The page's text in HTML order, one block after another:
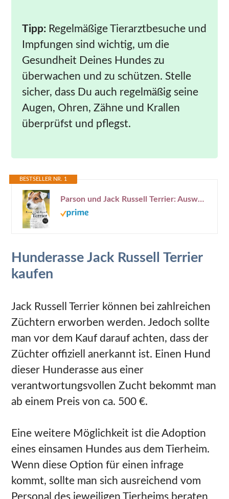
Tipp:Regelmäßige Tierarztbesuche und
Impfungen sind wichtig, um die
Gesundheit Deines Hundes zu
überwachen und zu schützen. Stelle
sicher, dass Du auch regelmäßig seine
Augen, Ohren, Zähne und Krallen
überprüfst und pflegst.
BESTSELLER NR. 1
Parson und Jack Russell Terrier: Auswahl, Haltung, Erziehung, Beschäftigung - Aktuelles Expertenwissen aus der Reihe Praxiswissen Hund
Hunderasse Jack Russell Terrier
kaufen
Jack Russell Terrier können bei zahlreichen
Züchtern erworben werden. Jedoch sollte
man vor dem Kauf darauf achten, dass der
Züchter offiziell anerkannt ist. Einen Hund
dieser Hunderasse aus einer
verantwortungsvollen Zucht bekommt man
ab einem Preis von ca. 500 €.
Eine weitere Möglichkeit ist die Adoption
eines einsamen Hundes aus dem Tierheim.
Wenn diese Option für einen infrage
kommt, sollte man sich ausreichend vom
Personal des jeweiligen Tierheims beraten